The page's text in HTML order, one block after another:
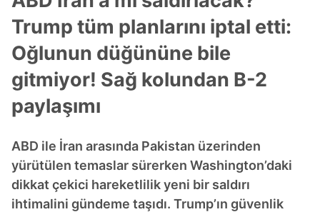
Trump tüm planlarını iptal etti:
Oğlunun düğününe bile
gitmiyor! Sağ kolundan B-2
paylaşımı
ABD ile İran arasında Pakistan üzerinden
yürütülen temaslar sürerken Washington’daki
dikkat çekici hareketlilik yeni bir saldırı
ihtimalini gündeme taşıdı. Trump’ın güvenlik